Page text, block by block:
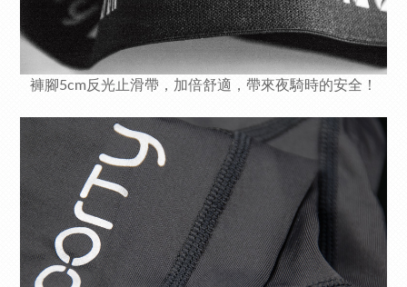
褲腳5cm反光止滑帶，加倍舒適，帶來夜騎時的安全！